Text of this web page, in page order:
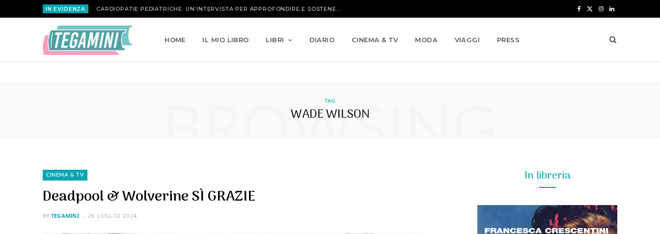
IN EVIDENZA MARIA ATTANASIO | LA ROSA INVERSA I L
n
HOME IL MIO LIBRO LIBRI DIARIO CINEMA & TV MODA VIAGGI PRESS
TAG
WADE WILSON
BROWSING
CINEMA & TV
Deadpool & Wolverine SÌ GRAZIE
BY TEGAMINI 26 LUGLIO 2024
In libreria